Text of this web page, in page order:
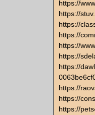
https://
https://
https://
https://
https://
https://
https://
https://
https://
https://